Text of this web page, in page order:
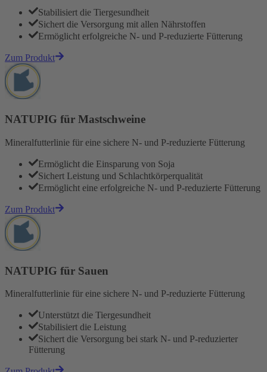
Stabilisiert die Tiergesundheit
Sichert die Versorgung mit allen Nährstoffen
Ermöglicht erfolgreiche N- und P-reduzierte Fütterung
Zum Produkt
NATUPIG für Mastschweine
Mineralfutterlinie für eine sichere N- und P-reduzierte Fütterung
Ermöglicht die Einsparung von Soja
Sichert Leistung und Schlachtkörperqualität
Ermöglicht eine erfolgreiche N- und P-reduzierte Fütterung
Zum Produkt
NATUPIG für Sauen
Mineralfutterlinie für eine sichere N- und P-reduzierte Fütterung
Unterstützt die Tiergesundheit
Stabilisiert die Leistung
Sichert die Versorgung bei stark N- und P-reduzierter
Fütterung